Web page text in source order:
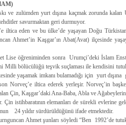
ve zulümden yurt dışına kaçmak zorunda
savurmaktan geri durmuyor.
iltica eden ve bu ülke’de yaşayan Doğu
Ahmet’in Kaşgar’ın Abat(Avat) ilçesinde
Lise öğreniminden sonra Urumçi’deki İslam
Milli bölücülüğü teşvik suçlaması ile kendisini
yaşamak imkanı bulamadığı için yurt
Norveç’e iltica ederek yerleşir. Norveç’in
Çin, Kaşgar’daki Ana-Baba, Abla ve
istihbaratının elemanları de sürekli evlerine
24 yıldır sürdürüldüğünü ifade etmektedir.
Ahmet şunları söyledi “Ben 1992’de